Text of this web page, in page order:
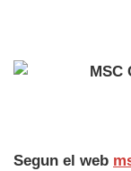
Segun el web